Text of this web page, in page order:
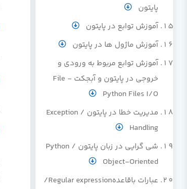
پایتون
آموزش توابع در پایتون
آموزش ماژول ها در پایتون
آموزش توابع مربوط به ورودی و
خروجی در پایتون و آبجکت File -
Python Files I/O
مدیریت خطا در پایتون / Exception
Handling
شی گرایی در زبان پایتون / Python
Object-Oriented
عبارات باقاعدهRegular expression/